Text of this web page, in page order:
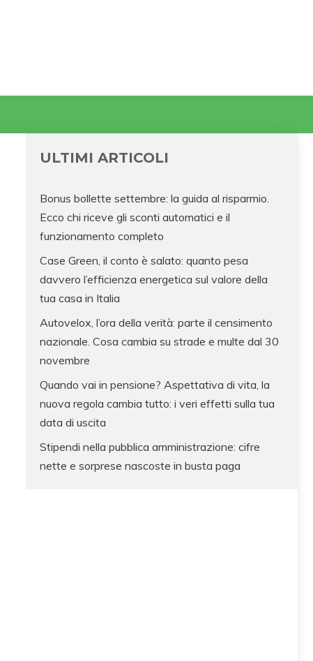
ULTIMI ARTICOLI
Bonus bollette settembre: la guida al risparmio.
Ecco chi riceve gli sconti automatici e il
funzionamento completo
Case Green, il conto è salato: quanto pesa
davvero l’efficienza energetica sul valore della
tua casa in Italia
Autovelox, l’ora della verità: parte il censimento
nazionale. Cosa cambia su strade e multe dal 30
novembre
Quando vai in pensione? Aspettativa di vita, la
nuova regola cambia tutto: i veri effetti sulla tua
data di uscita
Stipendi nella pubblica amministrazione: cifre
nette e sorprese nascoste in busta paga